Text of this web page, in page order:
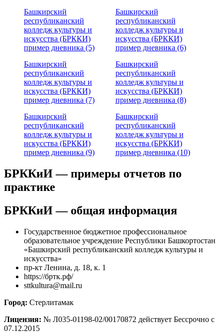
Башкирский
республиканский
колледж культуры и
искусства (БРККИ)
пример дневника (5)
Башкирский
республиканский
колледж культуры и
искусства (БРККИ)
пример дневника (6)
Башкирский
республиканский
колледж культуры и
искусства (БРККИ)
пример дневника (7)
Башкирский
республиканский
колледж культуры и
искусства (БРККИ)
пример дневника (8)
Башкирский
республиканский
колледж культуры и
искусства (БРККИ)
пример дневника (9)
Башкирский
республиканский
колледж культуры и
искусства (БРККИ)
пример дневника (10)
БРККиИ — примеры отчетов по
практике
БРККиИ — общая информация
Государственное бюджетное профессиональное
образовательное учреждение Республики Башкортостан
«Башкирский республиканский колледж культуры и
искусства»
пр-кт Ленина, д. 18, к. 1
https://бртк.рф/
sttkultura@mail.ru
Город: Стерлитамак
Лицензия: № Л035-01198-02/00170872 действует Бессрочно с
07.12.2015